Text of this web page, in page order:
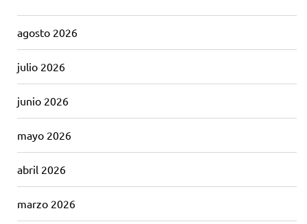
agosto 2026
julio 2026
junio 2026
mayo 2026
abril 2026
marzo 2026